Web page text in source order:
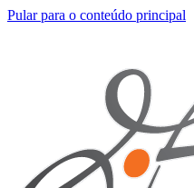
Pular para o conteúdo principal